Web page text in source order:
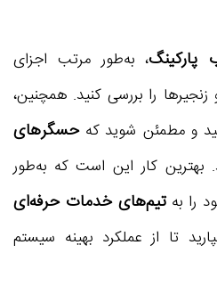
، به‌طور مرتب اجزای
را بررسی کنید. همچنین،
و مطمئن شوید کهحسگرهای
بهترین کار این است که به‌طور
را بهتیم‌های خدمات حرفه‌ای
تا از عملکرد بهینه سیستم